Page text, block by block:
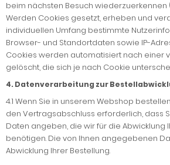
beim nächsten Besuch wiederzuerkennen
Werden Cookies gesetzt, erheben und
individuellen Umfang bestimmte
Browser- und Standortdaten sowie IP-
Cookies werden automatisiert nach einer
gelöscht, die sich je nach Cookie
4. Datenverarbeitung zur
4.1 Wenn Sie in unserem Webshop
den Vertragsabschluss erforderlich, dass
Daten angeben, die wir für die Abwicklung
benötigen. Die von Ihnen angegebenen
Abwicklung Ihrer Bestellung.